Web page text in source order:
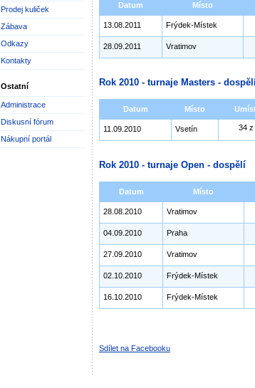
Prodej kuliček
Zábava
Odkazy
Kontakty
Ostatní
Administrace
Diskusní fórum
Nákupní portál
Datum Místo
13.08.2011 Frýdek-Místek
28.09.2011 Vratimov
Rok 2010 - turnaje Masters -
Datum Místo
11.09.2010 Vsetín 34 z
Rok 2010 - turnaje Open - dospělí
Datum Místo
28.08.2010 Vratimov
04.09.2010 Praha
27.09.2010 Vratimov
02.10.2010 Frýdek-Místek
16.10.2010 Frýdek-Místek
Sdílet na Facebooku